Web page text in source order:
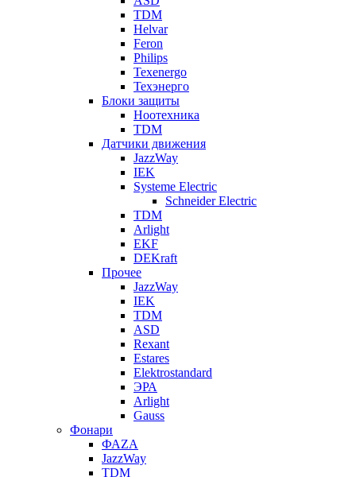
TDM
Helvar
Feron
Philips
Texenergo
Техэнерго
Блоки защиты
Ноотехника
TDM
Датчики движения
JazzWay
IEK
Systeme Electric
Schneider Electric
TDM
Arlight
EKF
DEKraft
Прочее
JazzWay
IEK
TDM
ASD
Rexant
Estares
Elektrostandard
ЭРА
Arlight
Gauss
Фонари
ФАZА
JazzWay
TDM